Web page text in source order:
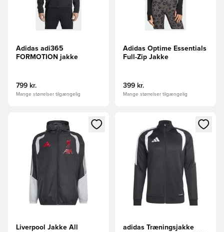
Adidas adi365
FORMOTION jakke
799 kr.
Mange størrelser tilgængelig
Adidas Optime Essentials
Full-Zip Jakke
399 kr.
Mange størrelser tilgængelig
Åbner en Modal til at logge ind eller tilmelde dig som
Liverpool Jakke All
Åbner en Modal til at logge
adidas Træningsjakke